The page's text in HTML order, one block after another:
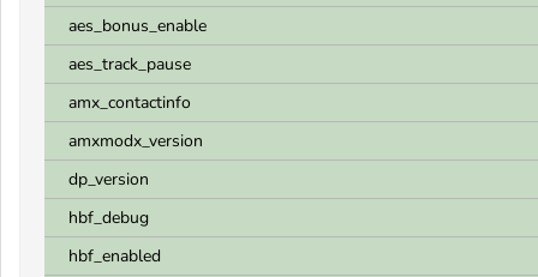
aes_bonus_enable
aes_track_pause
amx_contactinfo
amxmodx_version
dp_version
hbf_debug
hbf_enabled